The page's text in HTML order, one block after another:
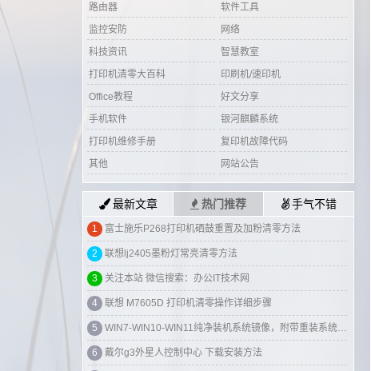
路由器
软件工具
监控安防
网络
科技资讯
智慧教室
打印机清零大百科
印刷机/速印机
Office教程
好文分享
手机软件
银河麒麟系统
打印机维修手册
复印机故障代码
其他
网站公告
最新文章 热门推荐 手气不错
1 富士施乐P268打印机硒鼓重置及加粉清零方法
2 联想lj2405墨粉灯常亮清零方法
3 关注本站 微信搜索：办公IT技术网
4 联想 M7605D 打印机清零操作详细步骤
5 WIN7-WIN10-WIN11纯净装机系统镜像，附带重装系统教程！
6 戴尔g3外星人控制中心 下载安装方法